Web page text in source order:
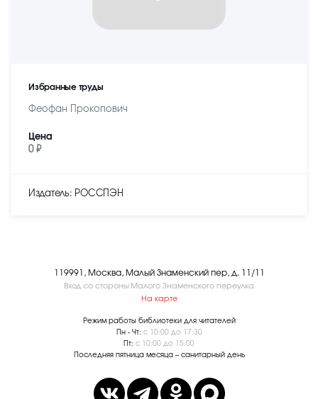
Избранные труды
Феофан Прокопович
Цена
0 ₽
Издатель: РОССПЭН
119991, Москва, Малый Знаменский пер, д. 11/11
Вход со стороны Малого Знаменского переулка
На карте
Режим работы библиотеки для читателей
Пн - Чт: с 10:00 до 17:30
Пт: с 10:00 до 15:00
Последняя пятница месяца – санитарный день